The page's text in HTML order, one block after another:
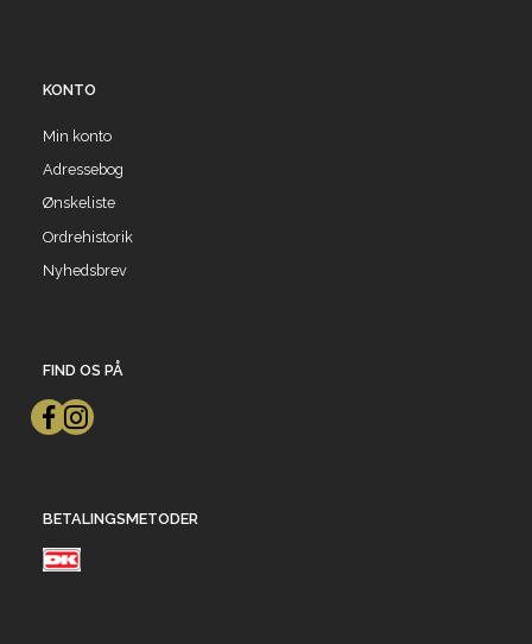
KONTO
Min konto
Adressebog
Ønskeliste
Ordrehistorik
Nyhedsbrev
FIND OS PÅ
BETALINGSMETODER